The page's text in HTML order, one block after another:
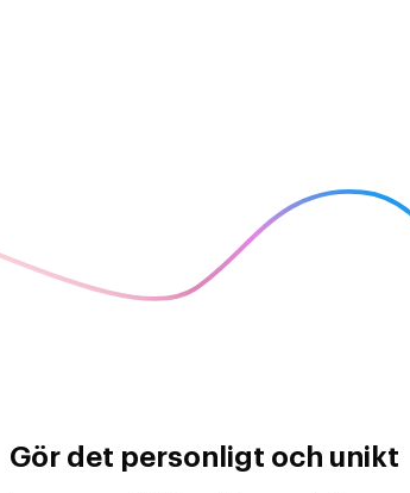
Gör det personligt och unikt